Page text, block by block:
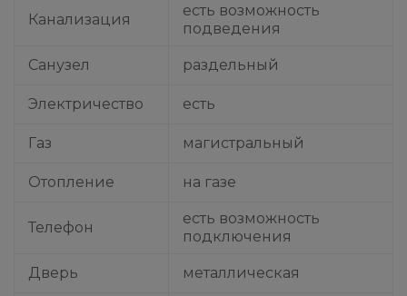
Канализация
есть возможность
подведения
Санузел раздельный
Электричество есть
Газ магистральный
Отопление на газе
Телефон
есть возможность
подключения
Дверь металлическая